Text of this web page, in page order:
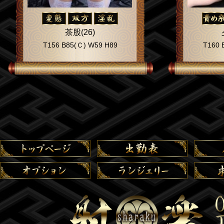
茶股(26)
T156 B85(Ｃ) W59 H89 T160